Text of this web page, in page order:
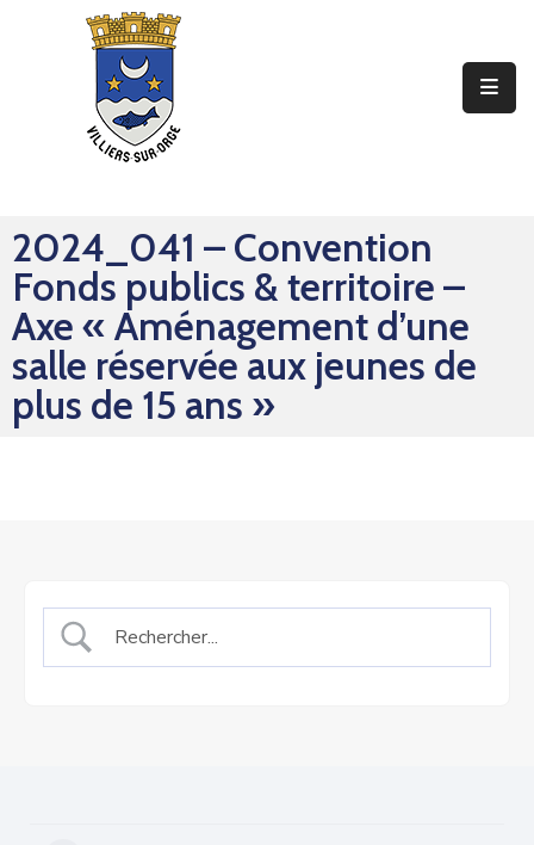
Mes
Sorties
Mes
Démarches
Contact
2024_041 – Convention
Fonds publics & territoire –
Axe « Aménagement d’une
salle réservée aux jeunes de
plus de 15 ans »